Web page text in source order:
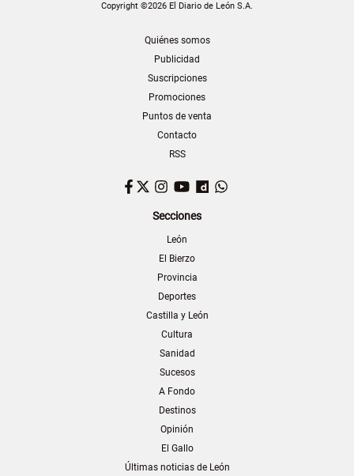
Copyright ©2026 El Diario de León S.A.
Quiénes somos
Publicidad
Suscripciones
Promociones
Puntos de venta
Contacto
RSS
Facebook
TwitterInstagram
YouTubeDailymotion
Secciones
León
El Bierzo
Provincia
Deportes
Castilla y León
Cultura
Sanidad
Sucesos
A Fondo
Destinos
Opinión
El Gallo
Últimas noticias de León